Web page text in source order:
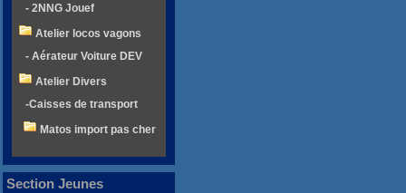
- 2NNG Jouef
Atelier locos vagons
- Aérateur Voiture DEV
Atelier Divers
-Caisses de transport
Matos import pas cher
Section Jeunes